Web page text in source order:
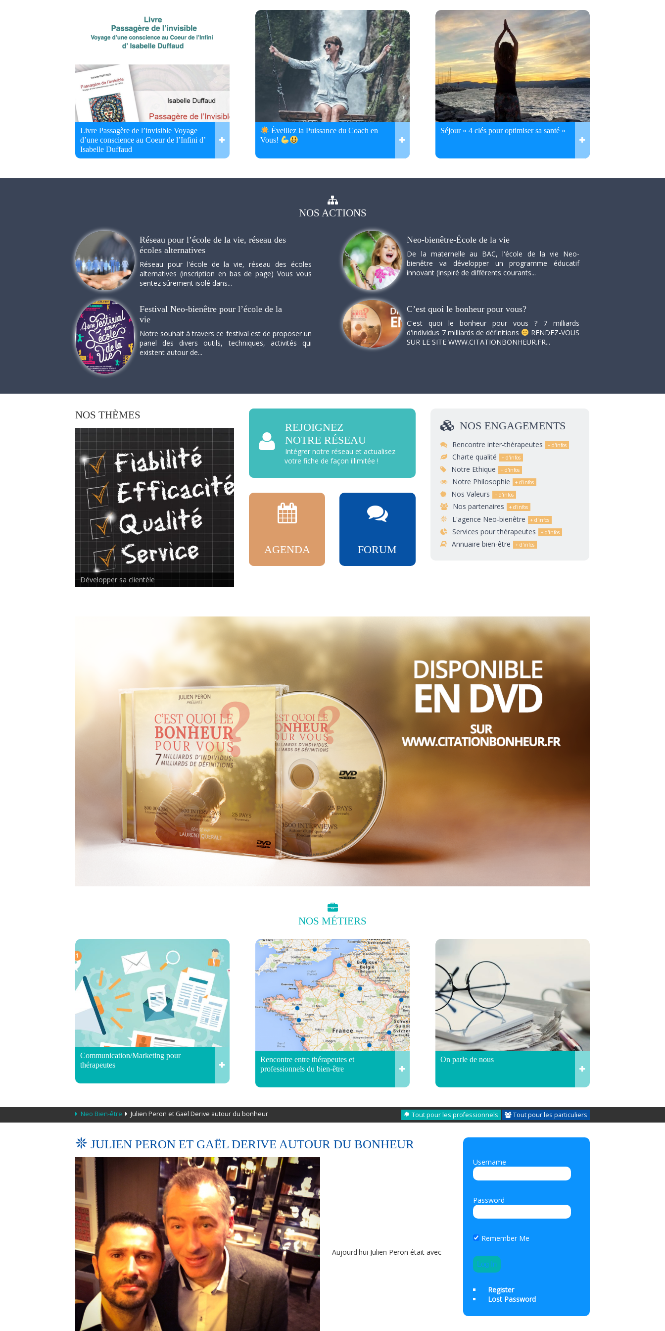
Livre Passagère de l’invisible Voyage
d’une conscience au Coeur de l’Infini d’
Isabelle Duffaud
Éveillez la Puissance du Coach en
Vous!
Séjour « 4 clés pour optimiser sa santé »
NOS ACTIONS
Réseau pour l’école de la vie, réseau des
écoles alternatives
Réseau pour l'école de la vie, réseau des écoles
alternatives (inscription en bas de page) Vous vous
sentez sûrement isolé dans...
Neo-bienêtre-École de la vie
De la maternelle au BAC, l'école de la vie Neo-
bienêtre va développer un programme éducatif
innovant (inspiré de différents courants...
Festival Neo-bienêtre pour l’école de la
vie
Notre souhait à travers ce festival est de proposer un
panel des divers outils, techniques, activités qui
existent autour de...
C’est quoi le bonheur pour vous?
C'est quoi le bonheur pour vous ? 7 milliards
d'individus 7 milliards de définitions
RENDEZ-VOUS
SUR LE SITE WWW.CITATIONBONHEUR.FR...
NOS THÈMES
Rencontre inter-thérapeutes
REJOIGNEZ
NOTRE RÉSEAU
Intégrer notre réseau et actualisez
votre fiche de façon illimitée !
AGENDA FORUM
NOS ENGAGEMENTS
Rencontre inter-thérapeutes
Charte qualité
Notre Ethique
Notre Philosophie
Nos Valeurs
Nos partenaires
L'agence Neo-bienêtre
Services pour thérapeutes
Annuaire bien-être
NOS MÉTIERS
Communication/Marketing pour
thérapeutes
Rencontre entre thérapeutes et
professionnels du bien-être
On parle de nous
Neo Bien-être Julien Peron et Gaël Derive autour du bonheur Tout pour les professionnels Tout pour les particuliers
JULIEN PERON ET GAËL DERIVE AUTOUR DU BONHEUR
Aujourd'hui Julien Peron était avec
Username
Password
Remember Me
Register
Lost Password